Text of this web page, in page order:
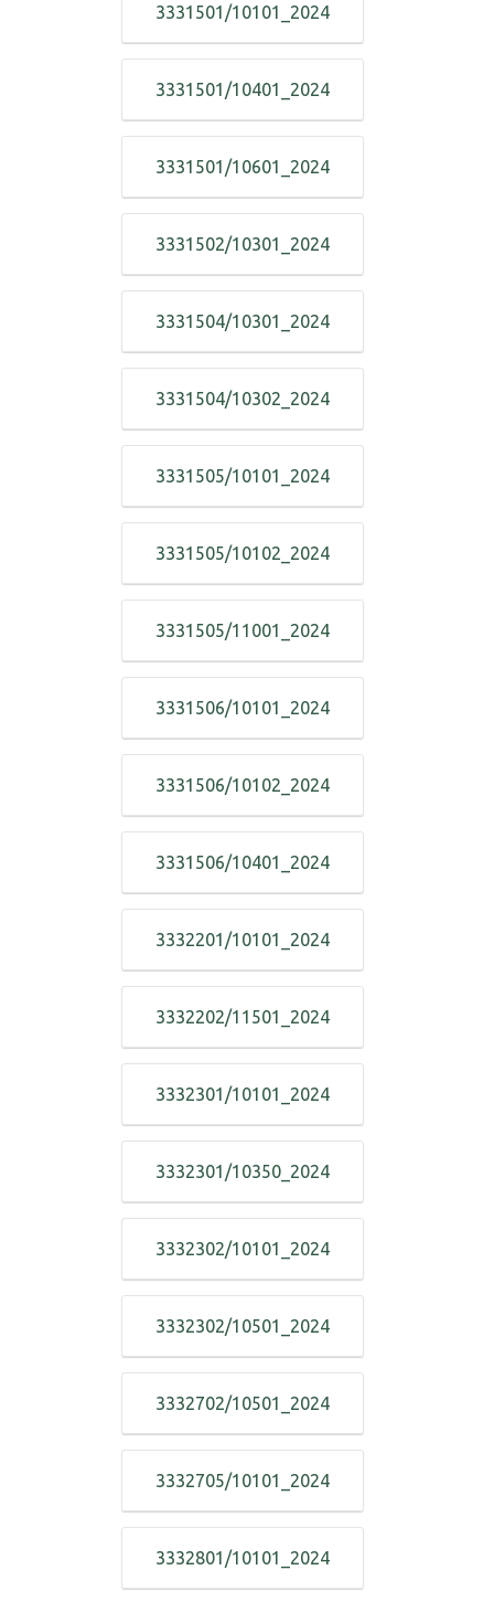
3331501/10101_2024
3331501/10401_2024
3331501/10601_2024
3331502/10301_2024
3331504/10301_2024
3331504/10302_2024
3331505/10101_2024
3331505/10102_2024
3331505/11001_2024
3331506/10101_2024
3331506/10102_2024
3331506/10401_2024
3332201/10101_2024
3332202/11501_2024
3332301/10101_2024
3332301/10350_2024
3332302/10101_2024
3332302/10501_2024
3332702/10501_2024
3332705/10101_2024
3332801/10101_2024